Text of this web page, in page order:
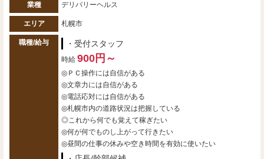
業種 デリバリーヘルス
エリア 札幌市
職種/給与 ・受付スタッフ
時給 900円～
◎ＰＣ操作には自信がある
◎文章力には自信がある
◎電話応対には自信がある
◎札幌市内の道路状況は把握している
◎これから何でも覚えて稼ぎたい
◎何が何でものし上がって行きたい
◎昼間の仕事の休みや空き時間を有効に使いたい